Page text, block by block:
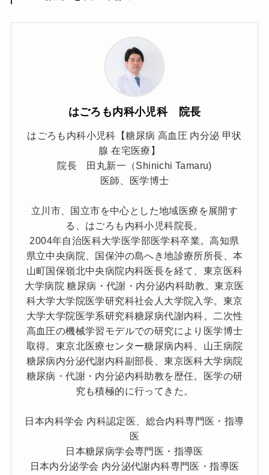
はごろも内科小児科 院長
はごろも内科小児科【糖尿病 高血圧 内分泌 甲状
腺 在宅医療】
院長 田丸新一（Shinichi Tamaru)
医師、医学博士
立川市、国立市を中心とした地域医療を展開す
る、はごろも内科小児科院長。
2004年自治医科大学医学部医学科卒業。高知県
県立中央病院、国保沖の島へき地診療所所長、本
山町国保嶺北中央病院内科医長を経て、東京医科
大学病院 糖尿病・代謝・内分泌内科助教。東京医
科大学大学院医学研究科社会人大学院入学。東京
大学大学院医学系研究科糖尿病代謝内科。二次性
高血圧の機械学習モデルでの研究により医学博士
取得。東京北医療センター糖尿病内科、山王病院
糖尿病内分泌代謝内科副部長、東京医科大学病院
糖尿病・代謝・内分泌内科助教を歴任。医学の研
究も積極的に行ってきた。
日本内科学会 内科認定医、総合内科専門医・指導
医
日本糖尿病学会専門医・指導医
日本内分泌学会 内分泌代謝内科専門医・指導医